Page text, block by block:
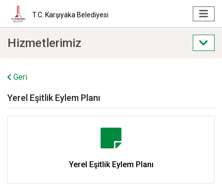
T.C. Karşıyaka Belediyesi
Hizmetlerimiz
Geri
Yerel Eşitlik Eylem Planı
Yerel Eşitlik Eylem Planı